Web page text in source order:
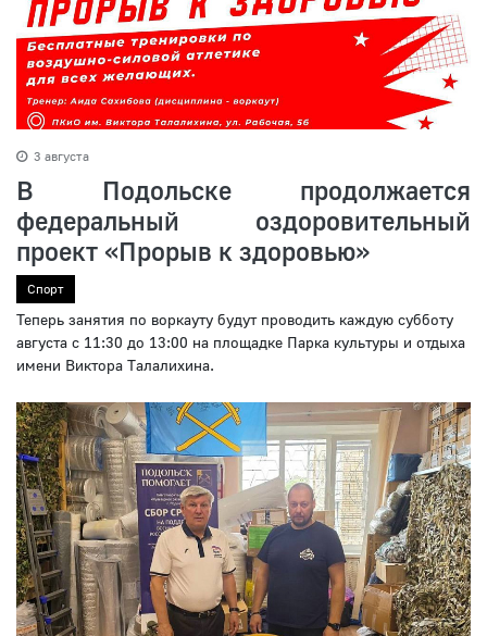
3 августа
В Подольске продолжается
федеральный оздоровительный
проект «Прорыв к здоровью»
Спорт
Теперь занятия по воркауту будут проводить каждую субботу
августа с 11:30 до 13:00 на площадке Парка культуры и отдыха
имени Виктора Талалихина.